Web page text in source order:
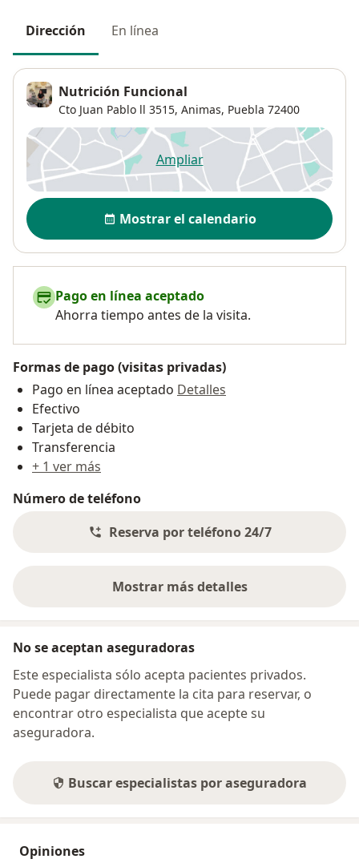
Dirección En línea
Nutrición Funcional
Cto Juan Pablo ll 3515, Animas, Puebla 72400
Ampliarse abre en una nueva
Disponibilidad
Mostrar el calendario
Pago en línea aceptado
Ahorra tiempo antes de la visita.
Formas de pago (visitas privadas)
Pago en línea aceptado Detalles
Efectivo
Tarjeta de débito
Transferencia
+ 1 ver más
Número de teléfono
Reserva por teléfono 24/7
Mostrar más detalles
sobre la dirección
No se aceptan aseguradoras
Este especialista sólo acepta pacientes privados.
Puede pagar directamente la cita para reservar, o
encontrar otro especialista que acepte su
aseguradora.
Buscar especialistas por aseguradora
Opiniones